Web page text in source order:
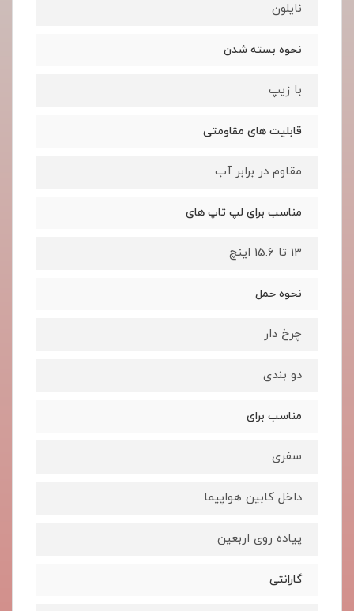
نایلون
نحوه بسته شدن
با زیپ
قابلیت های مقاومتی
مقاوم در برابر آب
مناسب برای لپ تاپ های
13 تا 15.6 اینچ
نحوه حمل
چرخ دار
دو بندی
مناسب برای
سفری
داخل کابین هواپیما
پیاده روی اربعین
گارانتی